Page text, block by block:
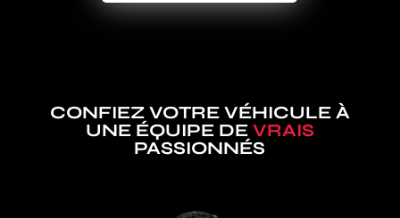
CONFIEZ VOTRE VÉHICULE À
UNE ÉQUIPE DE VRAIS
PASSIONNÉS